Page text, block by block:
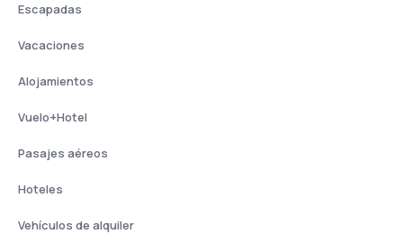
Escapadas
Vacaciones
Alojamientos
Vuelo+Hotel
Pasajes aéreos
Hoteles
Vehículos de alquiler